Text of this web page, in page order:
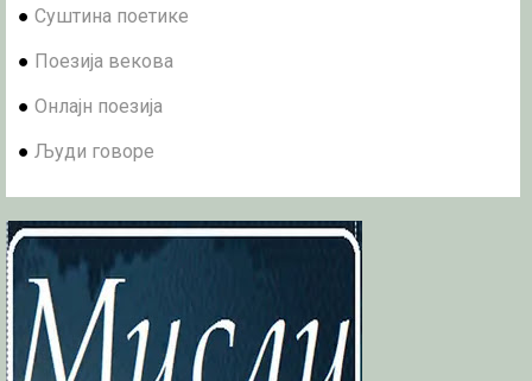
● Суштина поетике
● Поезија векова
● Онлајн поезија
● Људи говоре